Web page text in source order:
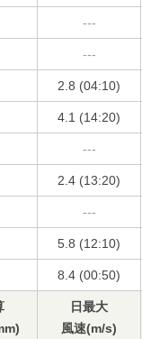
---
---
2.8 (04:10)
4.1 (14:20)
---
2.4 (13:20)
---
5.8 (12:10)
8.4 (00:50)
日最大
風速(m/s)